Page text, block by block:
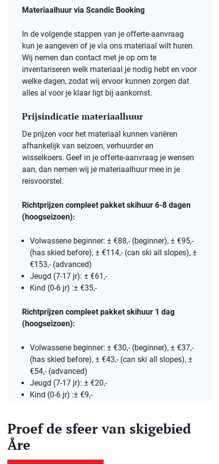
Materiaalhuur via Scandic Booking
In de volgende stappen van je offerte-aanvraag
kun je aangeven of je via ons materiaal wilt huren.
Wij nemen dan contact met je op om te
inventariseren welk materiaal je nodig hebt en voor
welke dagen, zodat wij ervoor kunnen zorgen dat
alles al voor je klaar ligt bij aankomst.
Prijsindicatie materiaalhuur
De prijzen voor het materiaal kunnen variëren
afhankelijk van seizoen, verhuurder en
wisselkoers. Geef in je offerte-aanvraag je wensen
aan, dan nemen wij je materiaalhuur mee in je
reisvoorstel.
Richtprijzen compleet pakket skihuur 6-8 dagen
(hoogseizoen):
Volwassene beginner: ± €88,- (beginner), ± €95,-
(has skied before), ± €114,- (can ski all slopes), ±
€153,- (advanced)
Jeugd (7-17 jr): ± €61,-
Kind (0-6 jr) :± €35,-
Richtprijzen compleet pakket skihuur 1 dag
(hoogseizoen):
Volwassene beginner: ± €30,- (beginner), ± €37,-
(has skied before), ± €43,- (can ski all slopes), ±
€54,- (advanced)
Jeugd (7-17 jr): ± €20,-
Kind (0-6 jr) :± €9,-
Proef de sfeer van skigebied
Åre